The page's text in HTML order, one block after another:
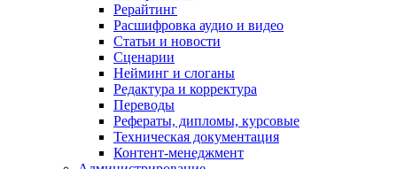
Рерайтинг
Расшифровка аудио и видео
Статьи и новости
Сценарии
Нейминг и слоганы
Редактура и корректура
Переводы
Рефераты, дипломы, курсовые
Техническая документация
Контент-менеджмент